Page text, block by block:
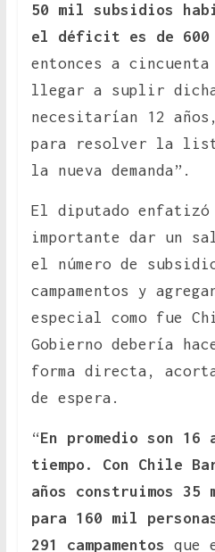
50 mil subsidios
el déficit es de 600
entonces a
llegar a suplir
necesitarían 12
para resolver la
la nueva demanda”.
El diputado enfatizó
importante dar un
el número de
campamentos y
especial como fue
Gobierno debería
forma directa,
de espera.
“En promedio son 16
tiempo. Con Chile
años construimos 35
para 160 mil
291 campamentos que